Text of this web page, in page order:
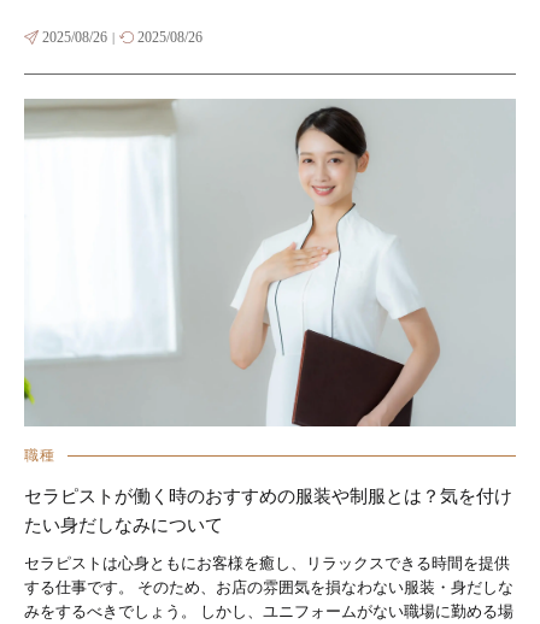
2025/08/26 | 2025/08/26
職種
セラピストが働く時のおすすめの服装や制服とは？気を付け
たい身だしなみについて
セラピストは心身ともにお客様を癒し、リラックスできる時間を提供
する仕事です。 そのため、お店の雰囲気を損なわない服装・身だしな
みをするべきでしょう。 しかし、ユニフォームがない職場に勤める場